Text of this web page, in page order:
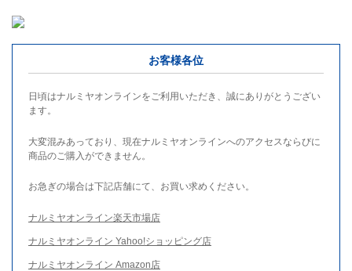
お客様各位
日頃はナルミヤオンラインをご利用いただき、誠にありがとうござい
ます。
大変混みあっており、現在ナルミヤオンラインへのアクセスならびに
商品のご購入ができません。
お急ぎの場合は下記店舗にて、お買い求めください。
ナルミヤオンライン楽天市場店
ナルミヤオンライン Yahoo!ショッピング店
ナルミヤオンライン Amazon店